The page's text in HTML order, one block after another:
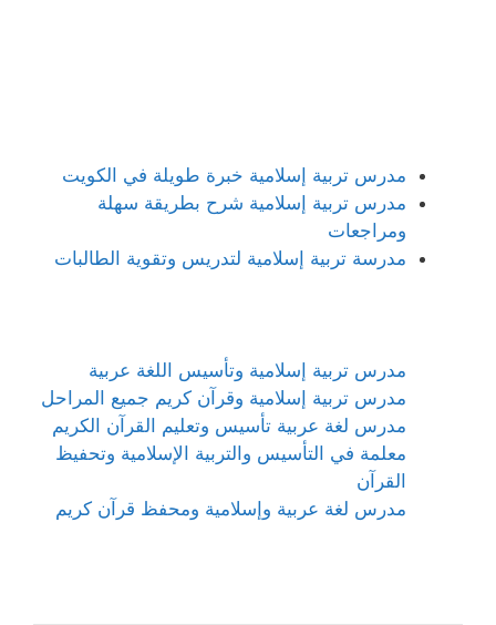
مدرس تربية إسلامية خبرة طويلة في الكويت
مدرس تربية إسلامية شرح بطريقة سهلة
ومراجعات
مدرسة تربية إسلامية لتدريس وتقوية الطالبات
مدرس تربية إسلامية وتأسيس اللغة عربية
مدرس تربية إسلامية وقرآن كريم جميع المراحل
مدرس لغة عربية تأسيس وتعليم القرآن الكريم
معلمة في التأسيس والتربية الإسلامية وتحفيظ
القرآن
مدرس لغة عربية وإسلامية ومحفظ قرآن كريم